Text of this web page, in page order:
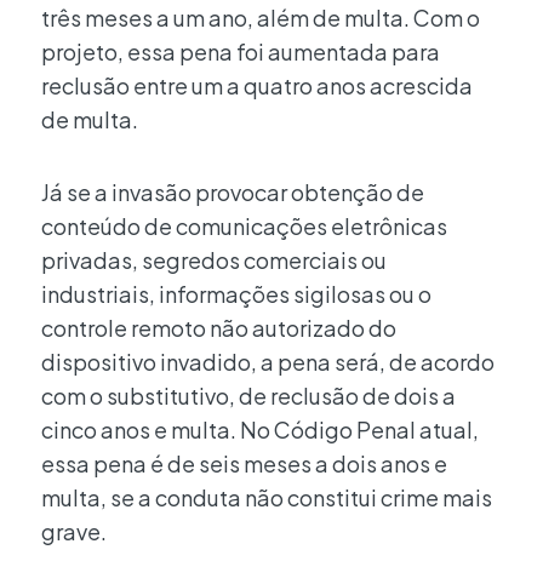
três meses a um ano, além de multa. Com o
projeto, essa pena foi aumentada para
reclusão entre um a quatro anos acrescida
de multa.
Já se a invasão provocar obtenção de
conteúdo de comunicações eletrônicas
privadas, segredos comerciais ou
industriais, informações sigilosas ou o
controle remoto não autorizado do
dispositivo invadido, a pena será, de acordo
com o substitutivo, de reclusão de dois a
cinco anos e multa. No Código Penal atual,
essa pena é de seis meses a dois anos e
multa, se a conduta não constitui crime mais
grave.